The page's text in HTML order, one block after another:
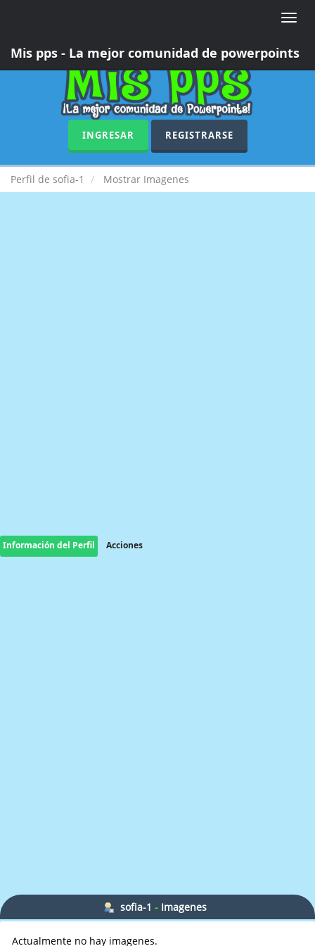
Toggle
Mis pps - La mejor comunidad de powerpoints
INGRESAR REGISTRARSE
Perfil de sofia-1 Mostrar Imagenes
Información del Perfil Acciones
sofia-1 - Imagenes
Actualmente no hay imagenes.